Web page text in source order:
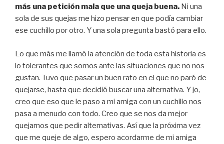
más una petición mala que una queja buena. Ni una
sola de sus quejas me hizo pensar en que podía cambiar
ese cuchillo por otro. Y una sola pregunta bastó para ello.
Lo que más me llamó la atención de toda esta historia es
lo tolerantes que somos ante las situaciones que no nos
gustan. Tuvo que pasar un buen rato en el que no paró de
quejarse, hasta que decidió buscar una alternativa. Y jo,
creo que eso que le paso a mi amiga con un cuchillo nos
pasa a menudo con todo. Creo que se nos da mejor
quejarnos que pedir alternativas. Así que la próxima vez
que me queje de algo, espero acordarme de mi amiga